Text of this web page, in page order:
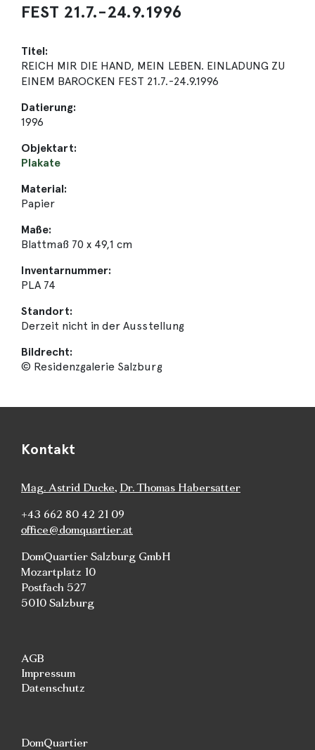
FEST 21.7.-24.9.1996
Titel:
REICH MIR DIE HAND, MEIN LEBEN. EINLADUNG ZU
EINEM BAROCKEN FEST 21.7.-24.9.1996
Datierung:
1996
Objektart:
Plakate
Material:
Papier
Maße:
Blattmaß 70 x 49,1 cm
Inventarnummer:
PLA 74
Standort:
Derzeit nicht in der Ausstellung
Bildrecht:
© Residenzgalerie Salzburg
Kontakt
Mag. Astrid Ducke, Dr. Thomas Habersatter
+43 662 80 42 21 09
office@domquartier.at
DomQuartier Salzburg GmbH
Mozartplatz 10
Postfach 527
5010 Salzburg
AGB
Impressum
Datenschutz
DomQuartier